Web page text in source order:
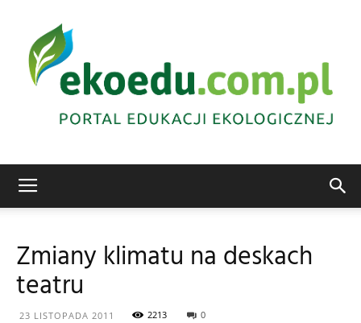
Zmiany klimatu na deskach
teatru
23 LISTOPADA 2011 2213 0